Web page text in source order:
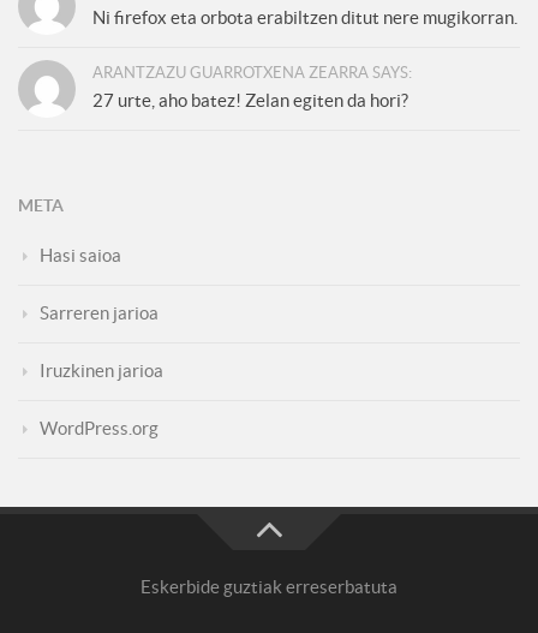
Ni firefox eta orbota erabiltzen ditut nere mugikorran.
ARANTZAZU GUARROTXENA ZEARRA SAYS:
27 urte, aho batez! Zelan egiten da hori?
META
Hasi saioa
Sarreren jarioa
Iruzkinen jarioa
WordPress.org
Eskerbide guztiak erreserbatuta